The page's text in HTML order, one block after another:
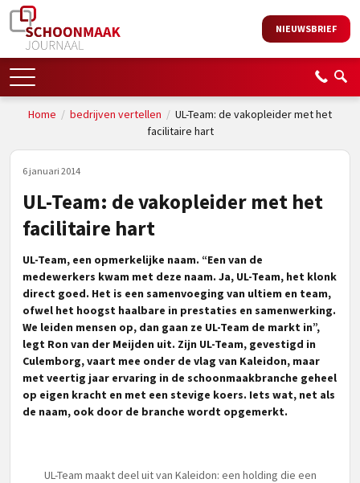
NIEUWSBRIEF
Home / bedrijven vertellen / UL-Team: de vakopleider met het
facilitaire hart
6 januari 2014
UL-Team: de vakopleider met het
facilitaire hart
UL-Team, een opmerkelijke naam. “Een van de
medewerkers kwam met deze naam. Ja, UL-Team, het klonk
direct goed. Het is een samenvoeging van ultiem en team,
ofwel het hoogst haalbare in prestaties en samenwerking.
We leiden mensen op, dan gaan ze UL-Team de markt in”,
legt Ron van der Meijden uit. Zijn UL-Team, gevestigd in
Culemborg, vaart mee onder de vlag van Kaleidon, maar
met veertig jaar ervaring in de schoonmaakbranche geheel
op eigen kracht en met een stevige koers. Iets wat, net als
de naam, ook door de branche wordt opgemerkt.
UL-Team maakt deel uit van Kaleidon: een holding die een